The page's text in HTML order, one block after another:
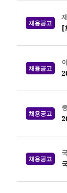
채용공고
[
채용공고
채용공고
채용공고